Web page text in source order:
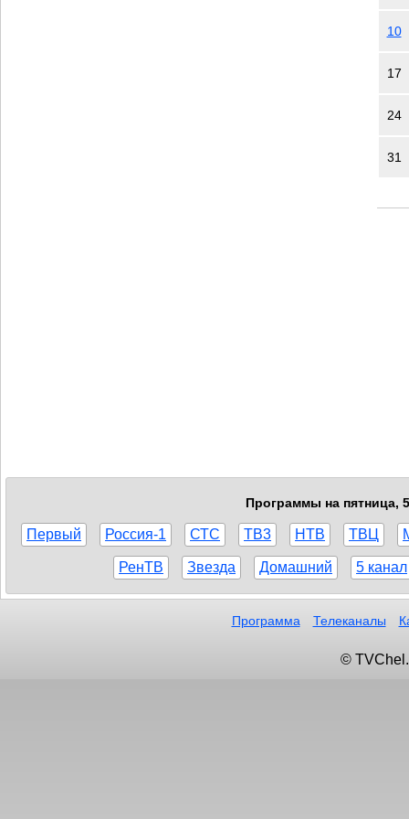
10
17
24
31
Программы на пятница,
Первый Россия-1 СТС ТВ3 НТВ ТВЦ
РенТВ Звезда Домашний 5 канал
Программа Телеканалы
©